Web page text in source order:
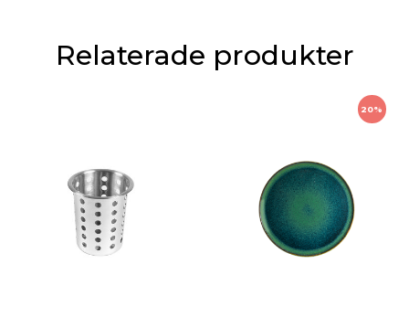
Relaterade produkter
20%